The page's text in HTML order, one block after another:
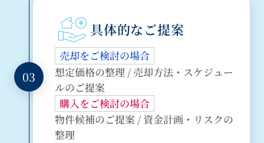
03
具体的なご提案
売却をご検討の場合
想定価格の整理 / 売却方法・スケジュー
ルのご提案
購入をご検討の場合
物件候補のご提案 / 資金計画・リスクの
整理